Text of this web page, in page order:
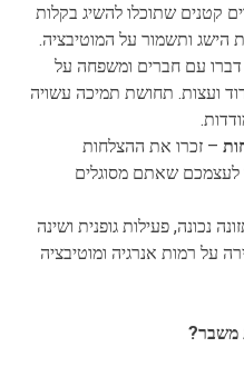
קטנים שתוכלו להשיג בקלות
ותשמור על המוטיבציה.
עם חברים ומשפחה על
ועצות. תחושת תמיכה עשויה
– זכרו את ההצלחות
לעצמכם שאתם מסוגלים
נכונה, פעילות גופנית ושינה
על רמות אנרגיה ומוטיבציה
משבר?